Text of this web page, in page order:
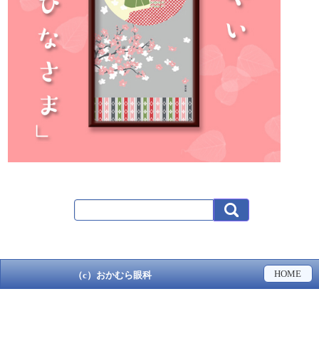
（c）おかむら眼科 HOME